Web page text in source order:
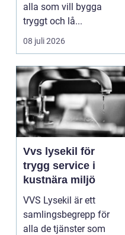
alla som vill bygga
tryggt och lå...
08 juli 2026
Vvs lysekil för
trygg service i
kustnära miljö
VVS Lysekil är ett
samlingsbegrepp för
alla de tjänster som